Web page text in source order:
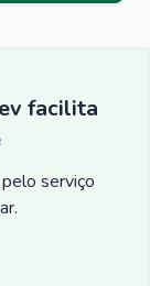
facilita
serviço